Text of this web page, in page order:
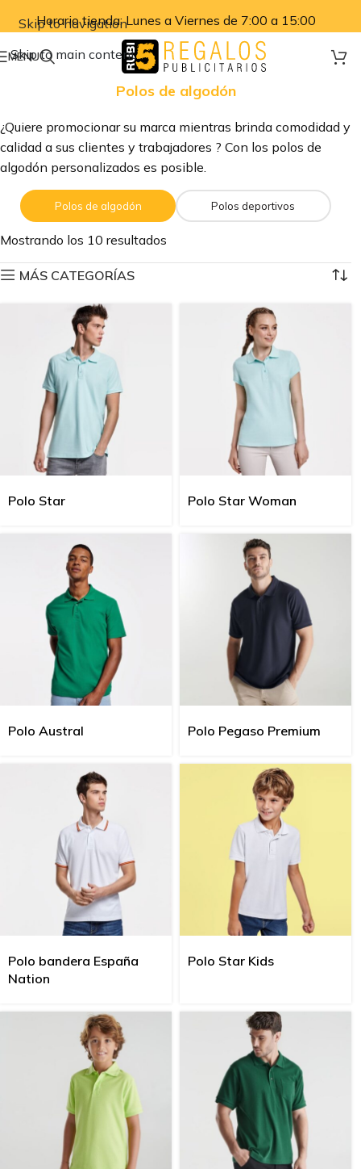
Skip to navigation
Skip to main content
Horario tienda: Lunes a Viernes de 7:00 a 15:00
MENU
Polos de algodón
¿Quiere promocionar su marca mientras brinda comodidad y
calidad a sus clientes y trabajadores ? Con los polos de
algodón personalizados es posible.
Polos de algodón Polos deportivos
Mostrando los 10 resultados
MÁS CATEGORÍAS
Polo Star Polo Star Woman
Polo Austral Polo Pegaso Premium
Polo bandera España
Nation
Polo Star Kids